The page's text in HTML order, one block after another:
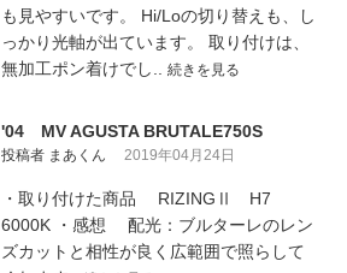
も見やすいです。 Hi/Loの切り替えも、し
っかり光軸が出ています。 取り付けは、
無加工ポン着けでし.. 続きを見る
'04 MV AGUSTA BRUTALE750S
投稿者 まあくん 2019年04月24日
・取り付けた商品 RIZINGⅡ H7
6000K ・感想 配光：ブルターレのレン
ズカットと相性が良く広範囲で照らして